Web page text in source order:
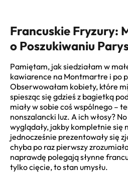
Francuskie Fryzury:
o Poszukiwaniu
Pamiętam, jak siedziałam w
kawiarence na Montmartre i po
Obserwowałam kobiety, które
spiesząc się gdzieś z bagietką
miały w sobie coś wspólnego –
nonszalancki luz. A ich włosy?
wyglądały, jakby kompletnie się
jednocześnie prezentowały się
chyba po raz pierwszy
naprawdę polegają słynne
tylko cięcie, to stan umysłu.